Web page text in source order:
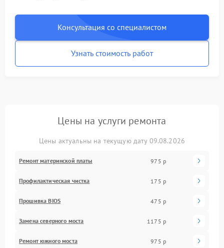
Консультация со специалистом
Узнать стоимость работ
Цены на услуги ремонта
Цены актуальны на текущую дату 09.08.2026
Ремонт материнской платы 975 р
Профилактическая чистка 175 р
Прошивка BIOS 475 р
Замена северного моста 1175 р
Ремонт южного моста 975 р